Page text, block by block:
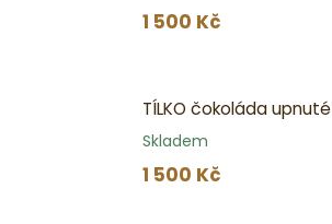
1 500 Kč
TÍLKO čokoláda upnuté
Skladem
1 500 Kč